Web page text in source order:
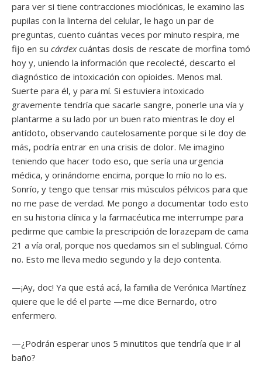
para ver si tiene contracciones mioclónicas, le examino las
pupilas con la linterna del celular, le hago un par de
preguntas, cuento cuántas veces por minuto respira, me
fijo en su cárdexcuántas dosis de rescate de morfina tomó
hoy y, uniendo la información que recolecté, descarto el
diagnóstico de intoxicación con opioides. Menos mal.
Suerte para él, y para mí. Si estuviera intoxicado
gravemente tendría que sacarle sangre, ponerle una vía y
plantarme a su lado por un buen rato mientras le doy el
antídoto, observando cautelosamente porque si le doy de
más, podría entrar en una crisis de dolor. Me imagino
teniendo que hacer todo eso, que sería una urgencia
médica, y orinándome encima, porque lo mío no lo es.
Sonrío, y tengo que tensar mis músculos pélvicos para que
no me pase de verdad. Me pongo a documentar todo esto
en su historia clínica y la farmacéutica me interrumpe para
pedirme que cambie la prescripción de lorazepam de cama
21 a vía oral, porque nos quedamos sin el sublingual. Cómo
no. Esto me lleva medio segundo y la dejo contenta.
—¡Ay, doc! Ya que está acá, la familia de Verónica Martínez
quiere que le dé el parte —me dice Bernardo, otro
enfermero.
—¿Podrán esperar unos 5 minutitos que tendría que ir al
baño?